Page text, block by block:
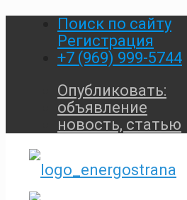
Поиск по сайту
Регистрация
+7 (969) 999-5744
Опубликовать:
объявление
новость, статью